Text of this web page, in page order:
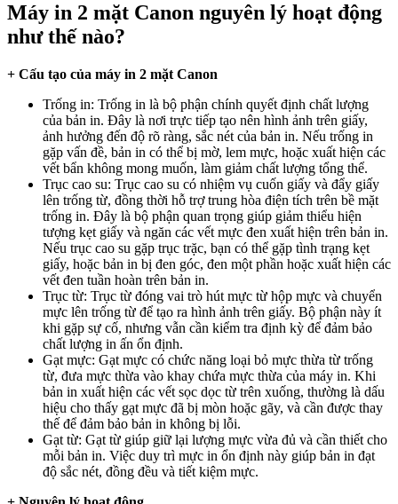
Máy in 2 mặt Canon nguyên lý hoạt động
như thế nào?
+ Cấu tạo của máy in 2 mặt Canon
Trống in: Trống in là bộ phận chính quyết định chất lượng
của bản in. Đây là nơi trực tiếp tạo nên hình ảnh trên giấy,
ảnh hưởng đến độ rõ ràng, sắc nét của bản in. Nếu trống in
gặp vấn đề, bản in có thể bị mờ, lem mực, hoặc xuất hiện các
vết bẩn không mong muốn, làm giảm chất lượng tổng thể.
Trục cao su: Trục cao su có nhiệm vụ cuốn giấy và đẩy giấy
lên trống từ, đồng thời hỗ trợ trung hòa điện tích trên bề mặt
trống in. Đây là bộ phận quan trọng giúp giảm thiểu hiện
tượng kẹt giấy và ngăn các vết mực đen xuất hiện trên bản in.
Nếu trục cao su gặp trục trặc, bạn có thể gặp tình trạng kẹt
giấy, hoặc bản in bị đen góc, đen một phần hoặc xuất hiện các
vết đen tuần hoàn trên bản in.
Trục từ: Trục từ đóng vai trò hút mực từ hộp mực và chuyển
mực lên trống từ để tạo ra hình ảnh trên giấy. Bộ phận này ít
khi gặp sự cố, nhưng vẫn cần kiểm tra định kỳ để đảm bảo
chất lượng in ấn ổn định.
Gạt mực: Gạt mực có chức năng loại bỏ mực thừa từ trống
từ, đưa mực thừa vào khay chứa mực thừa của máy in. Khi
bản in xuất hiện các vết sọc dọc từ trên xuống, thường là dấu
hiệu cho thấy gạt mực đã bị mòn hoặc gãy, và cần được thay
thế để đảm bảo bản in không bị lỗi.
Gạt từ: Gạt từ giúp giữ lại lượng mực vừa đủ và cần thiết cho
mỗi bản in. Việc duy trì mực in ổn định này giúp bản in đạt
độ sắc nét, đồng đều và tiết kiệm mực.